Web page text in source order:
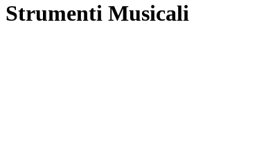
Strumenti Musicali